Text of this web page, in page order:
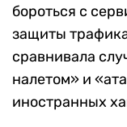
бороться с
защиты
сравнивала
налетом» и
иностранных